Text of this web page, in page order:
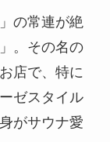
の常連が絶
。その名の
店で、特に
ゼスタイル
がサウナ愛